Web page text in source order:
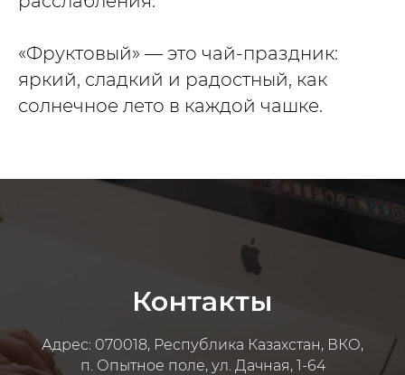
«Фруктовый» — это чай-праздник:
яркий, сладкий и радостный, как
солнечное лето в каждой чашке.
Контакты
Адрес: 070018, Республика Казахстан, ВКО,
п. Опытное поле, ул. Дачная, 1-64